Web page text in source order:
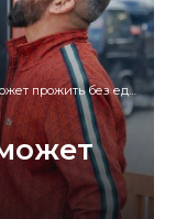
прожить без еды